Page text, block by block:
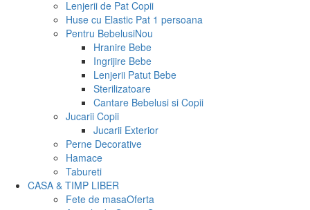
Lenjerii de Pat Copii
Huse cu Elastic Pat 1 persoana
Pentru BebelusiNou
Hranire Bebe
Ingrijire Bebe
Lenjerii Patut Bebe
Sterilizatoare
Cantare Bebelusi si Copii
Jucarii Copii
Jucarii Exterior
Perne Decorative
Hamace
Tabureti
CASA & TIMP LIBER
Fete de masaOferta